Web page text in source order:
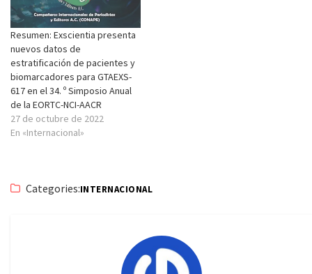
Resumen: Exscientia presenta
nuevos datos de
estratificación de pacientes y
biomarcadores para GTAEXS-
617 en el 34. º Simposio Anual
de la EORTC-NCI-AACR
27 de octubre de 2022
En «Internacional»
Categories:INTERNACIONAL